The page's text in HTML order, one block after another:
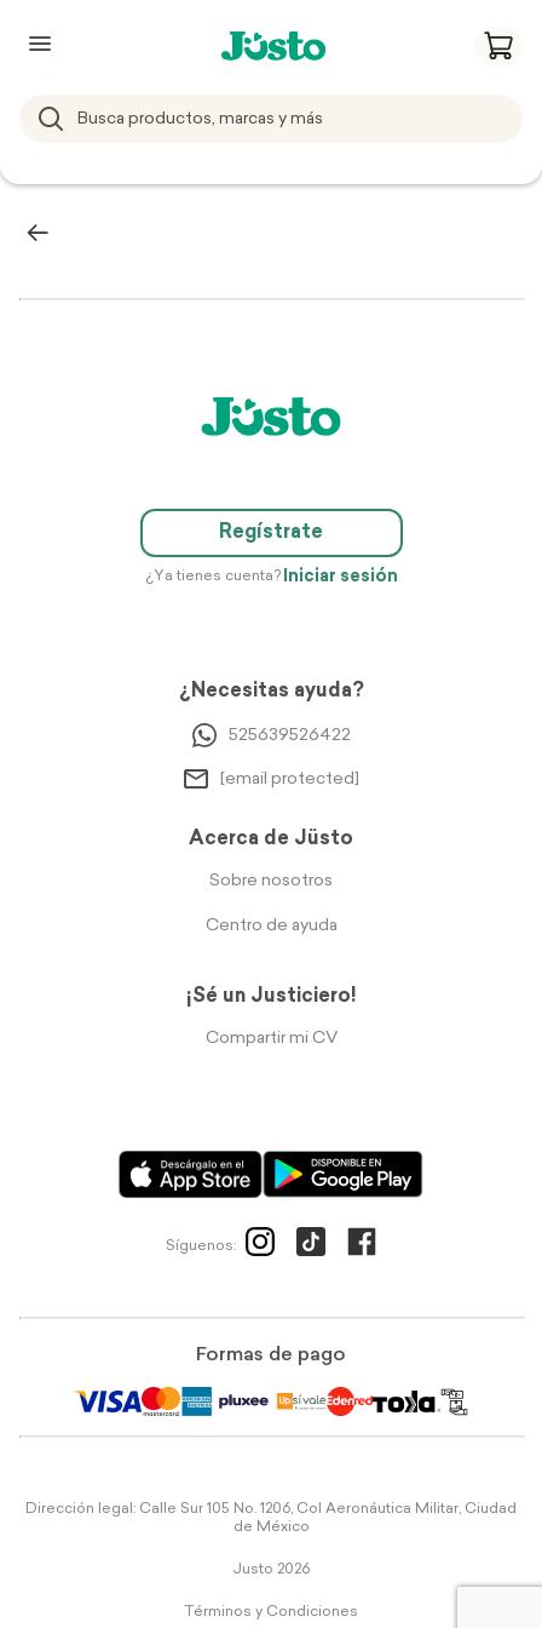
Regístrate
¿Ya tienes cuenta? Iniciar sesión
¿Necesitas ayuda?
525639526422
[email protected]
Acerca de Jüsto
Sobre nosotros
Centro de ayuda
¡Sé un Justiciero!
Compartir mi CV
Síguenos:
Formas de pago
Dirección legal: Calle Sur 105 No. 1206, Col Aeronáutica Militar, Ciudad
de México
Justo 2026
Términos y Condiciones